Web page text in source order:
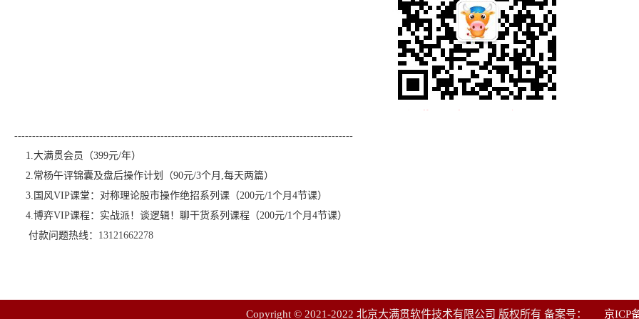
-----------------------------------------------------------------------------------------------
1.大满贯会员（399元/年）
2.常杨午评锦囊及盘后操作计划（90元/3个月,每天两篇）
3.国风VIP课堂：对称理论股市操作绝招系列课（200元/1个月4节课）
4.博弈VIP课程：实战派！谈逻辑！聊干货系列课程（200元/1个月4节课）
付款问题热线： 13121662278
Copyright © 2021-2022 北京大满贯软件技术有限公司 版权所有 备案号： 京ICP